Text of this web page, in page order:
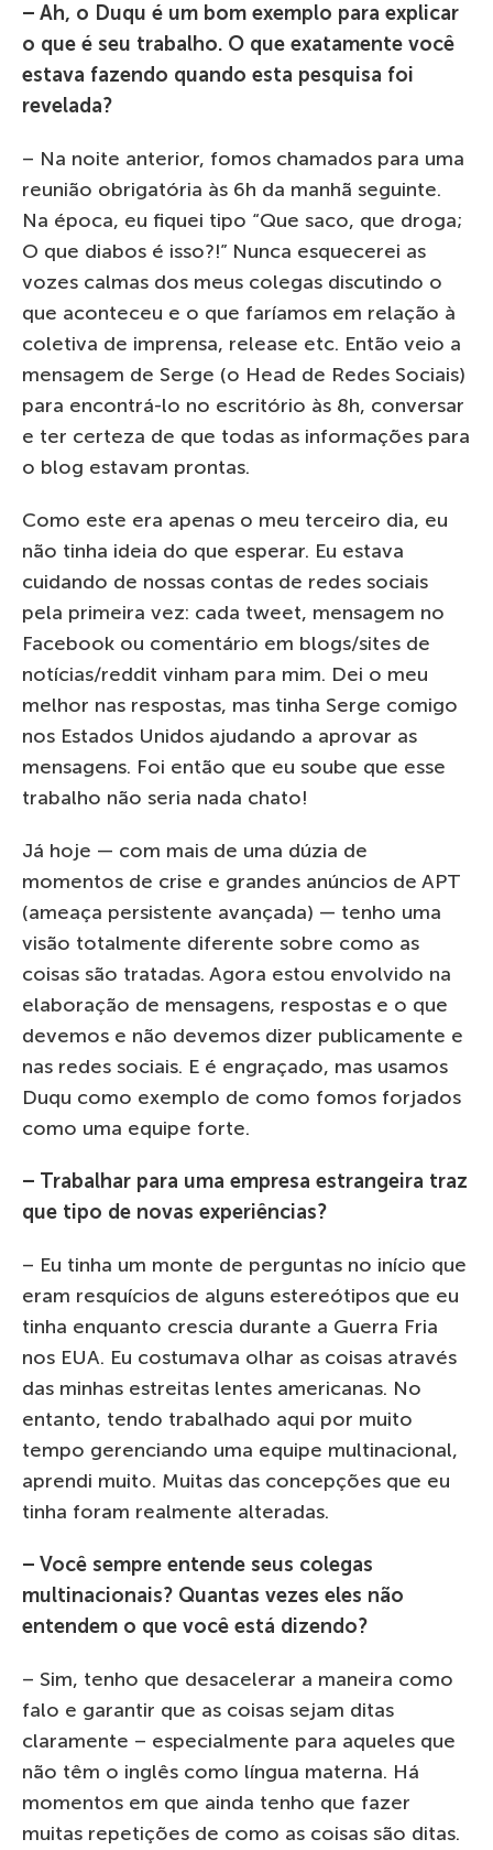
– Ah, o Duqu é um bom exemplo para explicar
o que é seu trabalho. O que exatamente você
estava fazendo quando esta pesquisa foi
revelada?
– Na noite anterior, fomos chamados para uma
reunião obrigatória às 6h da manhã seguinte.
Na época, eu fiquei tipo “Que saco, que droga;
O que diabos é isso?!” Nunca esquecerei as
vozes calmas dos meus colegas discutindo o
que aconteceu e o que faríamos em relação à
coletiva de imprensa, release etc. Então veio a
mensagem de Serge (o Head de Redes Sociais)
para encontrá-lo no escritório às 8h, conversar
e ter certeza de que todas as informações para
o blog estavam prontas.
Como este era apenas o meu terceiro dia, eu
não tinha ideia do que esperar. Eu estava
cuidando de nossas contas de redes sociais
pela primeira vez: cada tweet, mensagem no
Facebook ou comentário em blogs/sites de
notícias/reddit vinham para mim. Dei o meu
melhor nas respostas, mas tinha Serge comigo
nos Estados Unidos ajudando a aprovar as
mensagens. Foi então que eu soube que esse
trabalho não seria nada chato!
Já hoje — com mais de uma dúzia de
momentos de crise e grandes anúncios de APT
(ameaça persistente avançada) — tenho uma
visão totalmente diferente sobre como as
coisas são tratadas. Agora estou envolvido na
elaboração de mensagens, respostas e o que
devemos e não devemos dizer publicamente e
nas redes sociais. E é engraçado, mas usamos
Duqu como exemplo de como fomos forjados
como uma equipe forte.
– Trabalhar para uma empresa estrangeira traz
que tipo de novas experiências?
– Eu tinha um monte de perguntas no início que
eram resquícios de alguns estereótipos que eu
tinha enquanto crescia durante a Guerra Fria
nos EUA. Eu costumava olhar as coisas através
das minhas estreitas lentes americanas. No
entanto, tendo trabalhado aqui por muito
tempo gerenciando uma equipe multinacional,
aprendi muito. Muitas das concepções que eu
tinha foram realmente alteradas.
– Você sempre entende seus colegas
multinacionais? Quantas vezes eles não
entendem o que você está dizendo?
– Sim, tenho que desacelerar a maneira como
falo e garantir que as coisas sejam ditas
claramente – especialmente para aqueles que
não têm o inglês como língua materna. Há
momentos em que ainda tenho que fazer
muitas repetições de como as coisas são ditas.